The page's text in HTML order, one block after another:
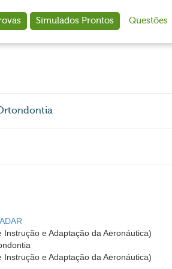
Simulados Prontos Questões
Instrução e Adaptação da Aeronáutica)
Instrução e Adaptação da Aeronáutica)